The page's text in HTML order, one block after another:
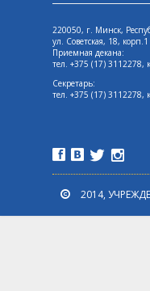
220050, г. Минск,
ул. Советская, 18, корп.1
Приемная декана:
тел. +375 (17) 3112278,
Секретарь:
тел. +375 (17) 3112278,
2014,